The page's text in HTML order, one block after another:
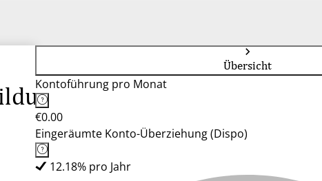
Übersicht
Kontoführung pro Monat
€0.00
Eingeräumte Konto-Überziehung (Dispo)
12.18% pro Jahr